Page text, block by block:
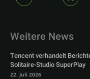
Weitere News
Tencent verhandelt
Solitaire-Studio SuperPlay
22. Juli 2026